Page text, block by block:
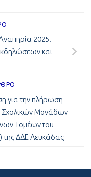
2025.
και
για την πλήρωση
Σχολικών Μονάδων
Τομέων του
της ΔΔΕ Λευκάδας